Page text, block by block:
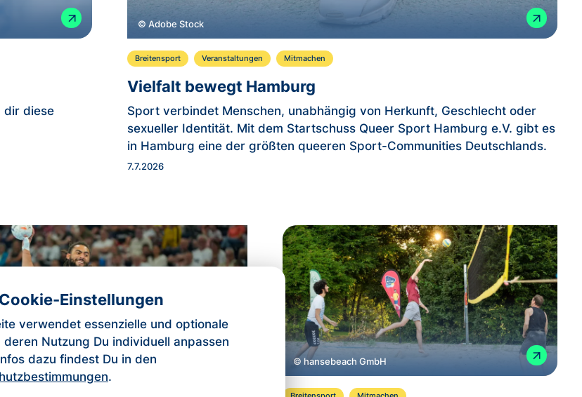
dir diese
© Adobe Stock
Breitensport Veranstaltungen Mitmachen
Vielfalt bewegt Hamburg
Sport verbindet Menschen, unabhängig von Herkunft, Geschlecht oder
sexueller Identität. Mit dem Startschuss Queer Sport Hamburg e.V. gibt es
in Hamburg eine der größten queeren Sport-Communities Deutschlands.
7.7.2026
© hansebeach GmbH
Einstellungen
verwendet essenzielle und optionale
deren Nutzung Du individuell anpassen
dazu findest Du in den
.